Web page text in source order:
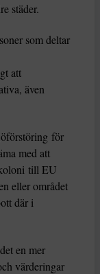
städer.
som deltar
att
även
för
med att
till EU
eller området
där i
en mer
värderingar